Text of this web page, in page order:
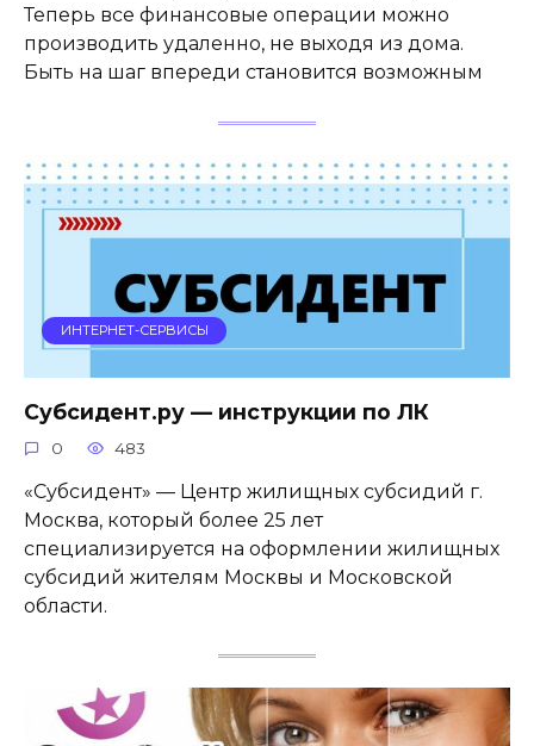
Теперь все финансовые операции можно
производить удаленно, не выходя из дома.
Быть на шаг впереди становится возможным
ИНТЕРНЕТ-СЕРВИСЫ
Субсидент.ру — инструкции по ЛК
0 483
«Субсидент» — Центр жилищных субсидий г.
Москва, который более 25 лет
специализируется на оформлении жилищных
субсидий жителям Москвы и Московской
области.